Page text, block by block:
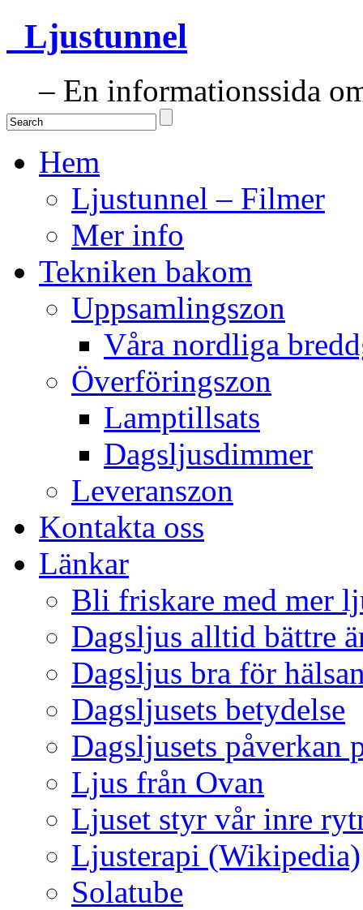
Ljustunnel
– En informationssida
Hem
Ljustunnel – Filmer
Mer info
Tekniken bakom
Uppsamlingszon
Våra nordliga
Överföringszon
Lamptillsats
Dagsljusdimmer
Leveranszon
Kontakta oss
Länkar
Bli friskare med mer
Dagsljus alltid bättre
Dagsljus bra för
Dagsljusets betydelse
Dagsljusets påverkan
Ljus från Ovan
Ljuset styr vår inre
Ljusterapi (Wikipedia)
Solatube